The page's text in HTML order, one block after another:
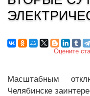
Оцените
Масштабным
Челябинске